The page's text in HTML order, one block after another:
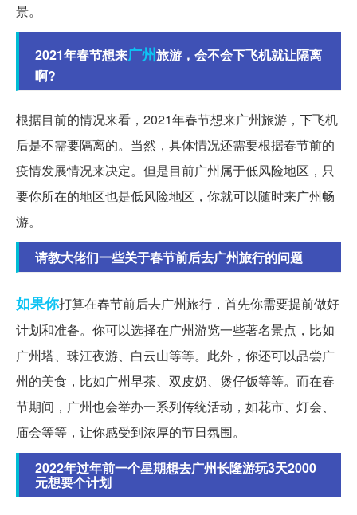
景。
2021年春节想来广州旅游，会不会下飞机就让隔离
啊?
根据目前的情况来看，2021年春节想来广州旅游，下飞机
后是不需要隔离的。当然，具体情况还需要根据春节前的
疫情发展情况来决定。但是目前广州属于低风险地区，只
要你所在的地区也是低风险地区，你就可以随时来广州畅
游。
请教大佬们一些关于春节前后去广州旅行的问题
如果你打算在春节前后去广州旅行，首先你需要提前做好
计划和准备。你可以选择在广州游览一些著名景点，比如
广州塔、珠江夜游、白云山等等。此外，你还可以品尝广
州的美食，比如广州早茶、双皮奶、煲仔饭等等。而在春
节期间，广州也会举办一系列传统活动，如花市、灯会、
庙会等等，让你感受到浓厚的节日氛围。
2022年过年前一个星期想去广州长隆游玩3天2000
元想要个计划